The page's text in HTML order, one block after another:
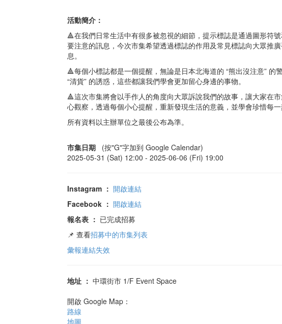
活動簡介：
🔺在我們日常生活中有很多被忽視的細節，提示標誌是通過圖形符
要注意的訊息，今次市集希望透過標誌的作用及常見標誌向大眾推
息。
🔺每個小標誌都是一個提醒，無論是日本北海道的 “熊出沒注意” 的
“清貨” 的誘惑，這些都讓我們學會更加留心身邊的事物。
🔺這次市集將會以手作人的角度向大眾訴說我們的故事，讓大家在
心觀察，透過每個小心提醒，重新發現生活的意義，並學會珍惜每一
所有資料以主辦單位之最後公布為準。
市集日期
(按"G"字加到 Google Calendar)
2025-05-31 (Sat) 12:00 - 2025-06-06 (Fri) 19:00
Instagram ： 開啟連結
Facebook ： 開啟連結
報名表 ： 已完成招募
📌 查看招募中的市集列表
彙報連結失效
地址 ： 中環街市 1/F Event Space
開啟 Google Map：
路線
地圖